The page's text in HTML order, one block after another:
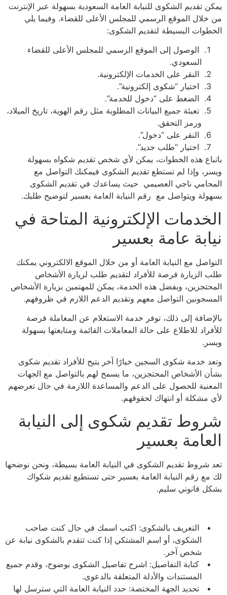
يمكن تقديم الشكوى للنيابة العامة السعودية بسهولة عبر الإنترنت
من خلال الموقع الرسمي للمجلس الأعلى للقضاء. وفيما يلي
الخطوات البسيطة لتقديم الشكوى:
الوصول إلى الموقع الرسمي للمجلس الأعلى للقضاء
السعودي.
النقر على الخدمات الإلكترونية.
اختيار “شكوى إلكترونية”.
الضغط على “دخول للخدمة”.
تعبئة جميع البيانات المطلوبة مثل رقم الهوية، تاريخ الميلاد،
ورمز التحقق.
النقر على “دخول”.
اختيار “طلب جديد”.
باتباع هذه الخطوات، يمكن لأي شخص تقديم شكواه بسهولة
ويسر، وإذا لم تستطع تقديم الشكوى فيمكنك التواصل مع
المحامي ناجي العصيمي حيث يساعدك في تقديم الشكوى
بسهولة ويتواصل مع رقم النيابة العامة بعسير لتوضيح طلبك.
الخدمات الإلكترونية المتاحة في
نيابة عامة بعسير
التواصل مع النيابة العامة أو من خلال الموقع الالكتروني يمكنك
طلب الزيارة فرصة للأفراد لتقديم طلب لزيارة الأشخاص
المحتجزين، وبفضل هذه الخدمة، يمكن للمهتمين بزيارة الأشخاص
المسجونين التواصل معهم وتقديم الدعم اللازم في ظروفهم.
بالإضافة إلى ذلك، توفر خدمة الاستعلام عن المعاملة فرصة
للأفراد للاطلاع على حالة المعاملات القائمة ومتابعتها بسهولة
ويسر.
وتعد خدمة شكوى السجين خيارًا آخر يتيح للأفراد تقديم شكوى
بشأن الأشخاص المحتجزين، ما يسمح لهم بالتواصل مع الجهات
المعنية للحصول على الدعم والمساعدة اللازمة في حال تعرضهم
لأي مشكلة أو انتهاك لحقوقهم.
شروط تقديم شكوى إلى النيابة
العامة بعسير
تعد شروط تقديم الشكوى في النيابة العامة بسيطة، ونحن نوضحها
لك مع رقم النيابة العامة بعسير حتى تستطيع تقديم شكواك
بشكل قانوني سليم.
التعريف بالشكوى: اكتب اسمك في حال كنت صاحب
الشكوى، أو اسم المشتكي إذا كنت تتقدم بالشكوى نيابة عن
شخص آخر.
كتابة التفاصيل: اشرح تفاصيل الشكوى بوضوح، وقدم جميع
المستندات والأدلة المتعلقة بالدعوى.
تحديد الجهة المختصة: حدد النيابة العامة التي سترسل لها